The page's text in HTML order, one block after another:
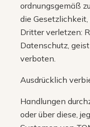
ordnungsgemäß
die
Dritter verletzen:
Datenschutz,
verboten.
Ausdrücklich
Handlungen
oder über diese,